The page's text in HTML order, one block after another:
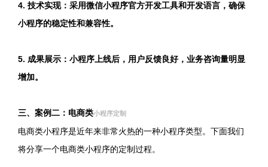
4. 技术实现：采用微信小程序官方开发工具和开发语言，确保
小程序的稳定性和兼容性。
5. 成果展示：小程序上线后，用户反馈良好，业务咨询量明显
增加。
三、案例二：电商类小程序定制
电商类小程序是近年来非常火热的一种小程序类型。下面我们
将分享一个电商类小程序的定制过程。